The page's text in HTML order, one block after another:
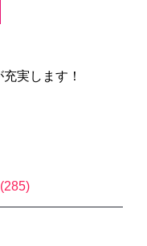
実します！